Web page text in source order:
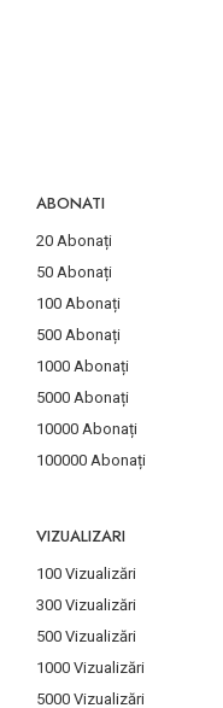
ABONATI
20 Abonați
50 Abonați
100 Abonați
500 Abonați
1000 Abonați
5000 Abonați
10000 Abonați
100000 Abonați
VIZUALIZARI
100 Vizualizări
300 Vizualizări
500 Vizualizări
1000 Vizualizări
5000 Vizualizări